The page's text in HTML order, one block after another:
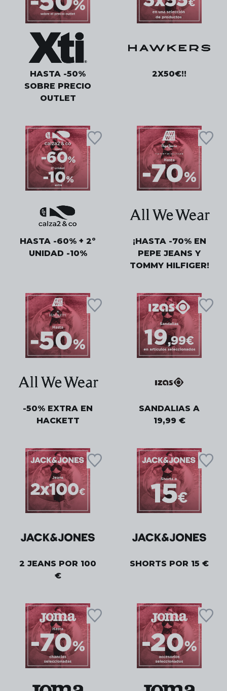
HASTA -50%
SOBRE PRECIO
OUTLET
2X50€!!
HASTA -60% + 2º
UNIDAD -10%
¡HASTA -70% EN
PEPE JEANS Y
TOMMY HILFIGER!
-50% EXTRA EN
HACKETT
SANDALIAS A
19,99 €
2 JEANS POR 100
€
SHORTS POR 15 €